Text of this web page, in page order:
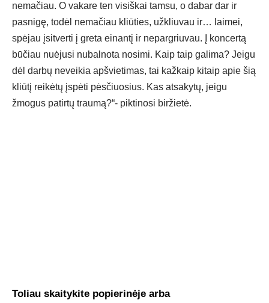
nemačiau. O vakare ten visiškai tamsu, o dabar dar ir
pasnigę, todėl nemačiau kliūties, užkliuvau ir… laimei,
spėjau įsitverti į greta einantį ir nepargriuvau. Į koncertą
būčiau nuėjusi nubalnota nosimi. Kaip taip galima? Jeigu
dėl darbų neveikia apšvietimas, tai kažkaip kitaip apie šią
kliūtį reikėtų įspėti pėsčiuosius. Kas atsakytų, jeigu
žmogus patirtų traumą?“- piktinosi biržietė.
Toliau skaitykite popierinėje arba